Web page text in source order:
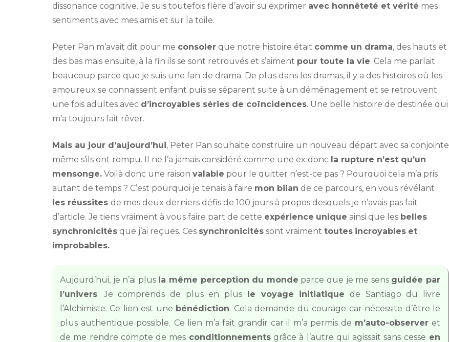
dissonance cognitive. Je suis toutefois fière d’avoir su exprimer avec honnêteté et vérité mes
sentiments avec mes amis et sur la toile.
Peter Pan m’avait dit pour me consoler que notre histoire était comme un drama, des hauts et
des bas mais ensuite, à la fin ils se sont retrouvés et s’aiment pour toute la vie. Cela me parlait
beaucoup parce que je suis une fan de drama. De plus dans les dramas, il y a des histoires où les
amoureux se connaissent enfant puis se séparent suite à un déménagement et se retrouvent
une fois adultes avec d’incroyables séries de coïncidences. Une belle histoire de destinée qui
m’a toujours fait rêver.
Mais au jour d’aujourd’hui, Peter Pan souhaite construire un nouveau départ avec sa conjointe
même s’ils ont rompu. Il ne l’a jamais considéré comme une ex donc la rupture n’est qu’un
mensonge. Voilà donc une raison valable pour le quitter n’est-ce pas ? Pourquoi cela m’a pris
autant de temps ? C’est pourquoi je tenais à faire mon bilan de ce parcours, en vous révélant
les réussites de mes deux derniers défis de 100 jours à propos desquels je n’avais pas fait
d’article. Je tiens vraiment à vous faire part de cette expérience unique ainsi que les belles
synchronicités que j’ai reçues. Ces synchronicités sont vraiment toutes incroyables et
improbables.
Aujourd’hui, je n’ai plus la même perception du monde parce que je me sens guidée par
l’univers. Je comprends de plus en plus le voyage initiatique de Santiago du livre
l’Alchimiste. Ce lien est une bénédiction. Cela demande du courage car nécessite d’être le
plus authentique possible. Ce lien m’a fait grandir car il m’a permis de m’auto-observer et
de me rendre compte de mes conditionnementsgrâce à l’autre qui agissait sans cesse en